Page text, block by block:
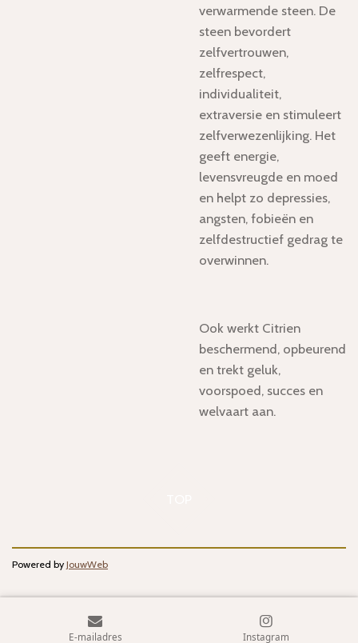
verwarmende steen. De
steen bevordert
zelfvertrouwen,
zelfrespect,
individualiteit,
extraversie en stimuleert
zelfverwezenlijking. Het
geeft energie,
levensvreugde en moed
en helpt zo depressies,
angsten, fobieën en
zelfdestructief gedrag te
overwinnen.
Ook werkt Citrien
beschermend, opbeurend
en trekt geluk,
voorspoed, succes en
welvaart aan.
Powered by JouwWeb
E-mailadres Instagram